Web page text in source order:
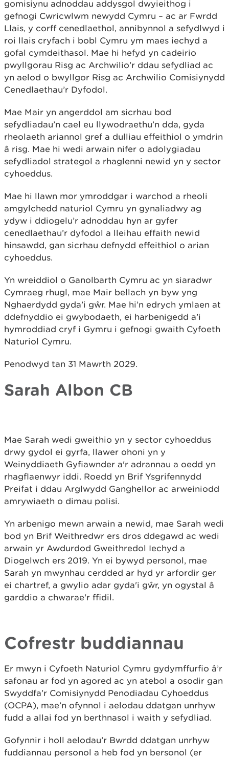
gomisiynu adnoddau addysgol dwyieithog i
gefnogi Cwricwlwm newydd Cymru – ac ar Fwrdd
Llais, y corff cenedlaethol, annibynnol a sefydlwyd i
roi llais cryfach i bobl Cymru ym maes iechyd a
gofal cymdeithasol. Mae hi hefyd yn cadeirio
pwyllgorau Risg ac Archwilio’r ddau sefydliad ac
yn aelod o bwyllgor Risg ac Archwilio Comisiynydd
Cenedlaethau’r Dyfodol.
Mae Mair yn angerddol am sicrhau bod
sefydliadau’n cael eu llywodraethu’n dda, gyda
rheolaeth ariannol gref a dulliau effeithiol o ymdrin
â risg. Mae hi wedi arwain nifer o adolygiadau
sefydliadol strategol a rhaglenni newid yn y sector
cyhoeddus.
Mae hi llawn mor ymroddgar i warchod a rheoli
amgylchedd naturiol Cymru yn gynaliadwy ag
ydyw i ddiogelu’r adnoddau hyn ar gyfer
cenedlaethau’r dyfodol a lleihau effaith newid
hinsawdd, gan sicrhau defnydd effeithiol o arian
cyhoeddus.
Yn wreiddiol o Ganolbarth Cymru ac yn siaradwr
Cymraeg rhugl, mae Mair bellach yn byw yng
Nghaerdydd gyda’i gŵr. Mae hi’n edrych ymlaen at
ddefnyddio ei gwybodaeth, ei harbenigedd a’i
hymroddiad cryf i Gymru i gefnogi gwaith Cyfoeth
Naturiol Cymru.
Penodwyd tan 31 Mawrth 2029.
Sarah Albon CB
Mae Sarah wedi gweithio yn y sector cyhoeddus
drwy gydol ei gyrfa, llawer ohoni yn y
Weinyddiaeth Gyfiawnder a'r adrannau a oedd yn
rhagflaenwyr iddi. Roedd yn Brif Ysgrifennydd
Preifat i ddau Arglwydd Ganghellor ac arweiniodd
amrywiaeth o dimau polisi.
Yn arbenigo mewn arwain a newid, mae Sarah wedi
bod yn Brif Weithredwr ers dros ddegawd ac wedi
arwain yr Awdurdod Gweithredol Iechyd a
Diogelwch ers 2019. Yn ei bywyd personol, mae
Sarah yn mwynhau cerdded ar hyd yr arfordir ger
ei chartref, a gwylio adar gyda'i gŵr, yn ogystal â
garddio a chwarae'r ffidil.
Cofrestr buddiannau
Er mwyn i Cyfoeth Naturiol Cymru gydymffurfio â’r
safonau ar fod yn agored ac yn atebol a osodir gan
Swyddfa’r Comisiynydd Penodiadau Cyhoeddus
(OCPA), mae’n ofynnol i aelodau ddatgan unrhyw
fudd a allai fod yn berthnasol i waith y sefydliad.
Gofynnir i holl aelodau’r Bwrdd ddatgan unrhyw
fuddiannau personol a heb fod yn bersonol (er